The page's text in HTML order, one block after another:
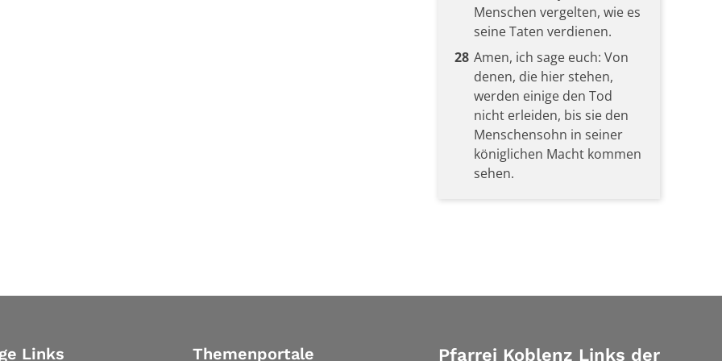
Menschen vergelten, wie es
seine Taten verdienen.
28 Amen, ich sage euch: Von
denen, die hier stehen,
werden einige den Tod
nicht erleiden, bis sie den
Menschensohn in seiner
königlichen Macht kommen
sehen.
Links Themenportale Pfarrei Koblenz Links der